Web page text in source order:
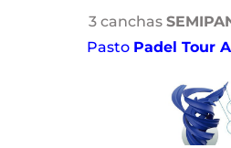
3 canchas
Pasto Padel Tour